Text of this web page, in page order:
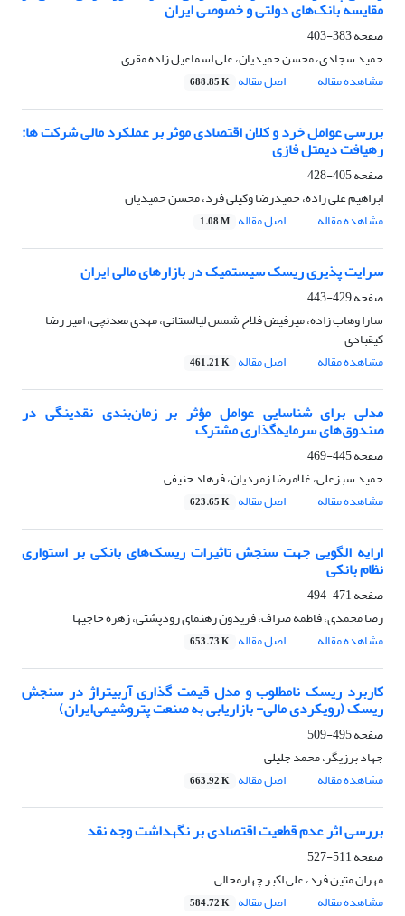
مقایسه بانک‌های دولتی و خصوصی ایران
صفحه383-403
حمید سجادی، محسن حمیدیان، علی اسماعیل زاده مقری
مشاهده مقاله
اصل مقاله 688.85 K
بررسی عوامل خرد و کلان اقتصادی موثر بر عملکرد مالی شرکت ها:
رهیافت دیمتل فازی
صفحه405-428
ابراهیم علی زاده، حمیدرضا وکیلی فرد، محسن حمیدیان
مشاهده مقاله
اصل مقاله 1.08 M
سرایت پذیری ریسک سیستمیک در بازارهای مالی ایران
صفحه429-443
سارا وهاب زاده، میرفیض فلاح شمس لیالستانی، مهدی معدنچی، امیر رضا
کیقبادی
مشاهده مقاله
اصل مقاله 461.21 K
مدلی برای شناسایی عوامل مؤثر بر زمان‌بندی نقدینگی در
صندوق‌های سرمایه‌گذاری مشترک
صفحه445-469
حمید سبزعلی، غلامرضا زمردیان، فرهاد حنیفی
مشاهده مقاله
اصل مقاله 623.65 K
ارایه الگویی جهت سنجش تاثیرات ریسک‌های بانکی بر استواری
نظام بانکی
صفحه471-494
رضا محمدی، فاطمه صراف، فریدون رهنمای رودپشتی، زهره حاجیها
مشاهده مقاله
اصل مقاله 653.73 K
کاربرد ریسک نامطلوب و مدل قیمت گذاری آربیتراژ در سنجش
ریسک (رویکردی مالی- بازاریابی به صنعت پتروشیمی‌ایران)
صفحه495-509
جهاد برزیگر، محمد جلیلی
مشاهده مقاله
اصل مقاله 663.92 K
بررسی اثر عدم قطعیت اقتصادی بر نگهداشت وجه نقد
صفحه511-527
مهران متین فرد، علی اکبر چهارمحالی
مشاهده مقاله
اصل مقاله 584.72 K